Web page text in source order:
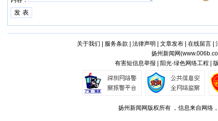
关于我们 服务条款 法律声明 文章发布| 在线留言|
扬州新闻网(
有害短信息举报 | 阳光·绿色网络工程 |
扬州新闻网版权所有 ，信息来自网络